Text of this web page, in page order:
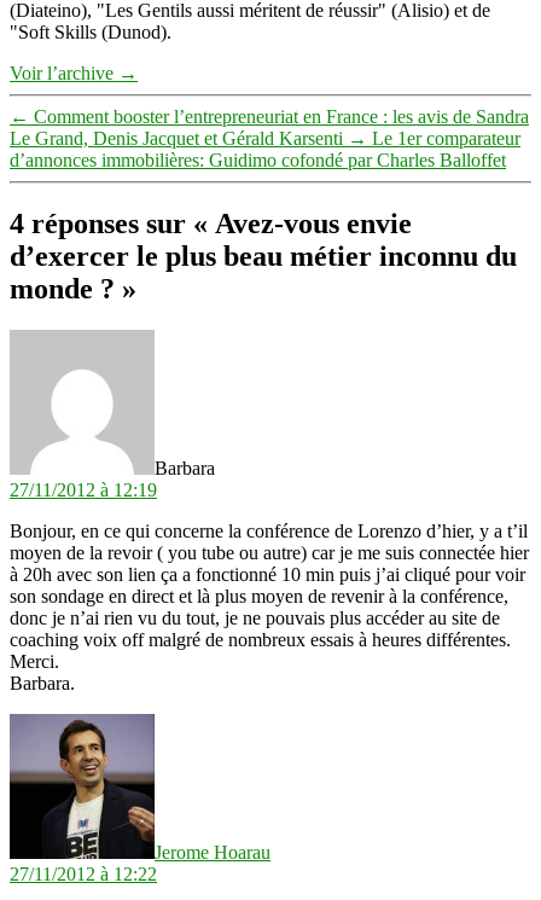
(Diateino), "Les Gentils aussi méritent de réussir" (Alisio) et de
"Soft Skills (Dunod).
Voir l’archive →
← Comment booster l’entrepreneuriat en France : les avis de Sandra
Le Grand, Denis Jacquet et Gérald Karsenti → Le 1er comparateur
d’annonces immobilières: Guidimo cofondé par Charles Balloffet
4 réponses sur « Avez-vous envie
d’exercer le plus beau métier inconnu du
monde ? »
Barbara
27/11/2012 à 12:19
Bonjour, en ce qui concerne la conférence de Lorenzo d’hier, y a t’il
moyen de la revoir ( you tube ou autre) car je me suis connectée hier
à 20h avec son lien ça a fonctionné 10 min puis j’ai cliqué pour voir
son sondage en direct et là plus moyen de revenir à la conférence,
donc je n’ai rien vu du tout, je ne pouvais plus accéder au site de
coaching voix off malgré de nombreux essais à heures différentes.
Merci.
Barbara.
Jerome Hoarau
27/11/2012 à 12:22